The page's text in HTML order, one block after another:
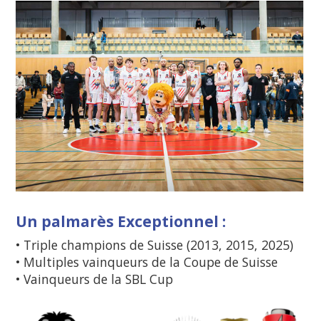
Un palmarès Exceptionnel :
• Triple champions de Suisse (2013, 2015, 2025)
• Multiples vainqueurs de la Coupe de Suisse
• Vainqueurs de la SBL Cup